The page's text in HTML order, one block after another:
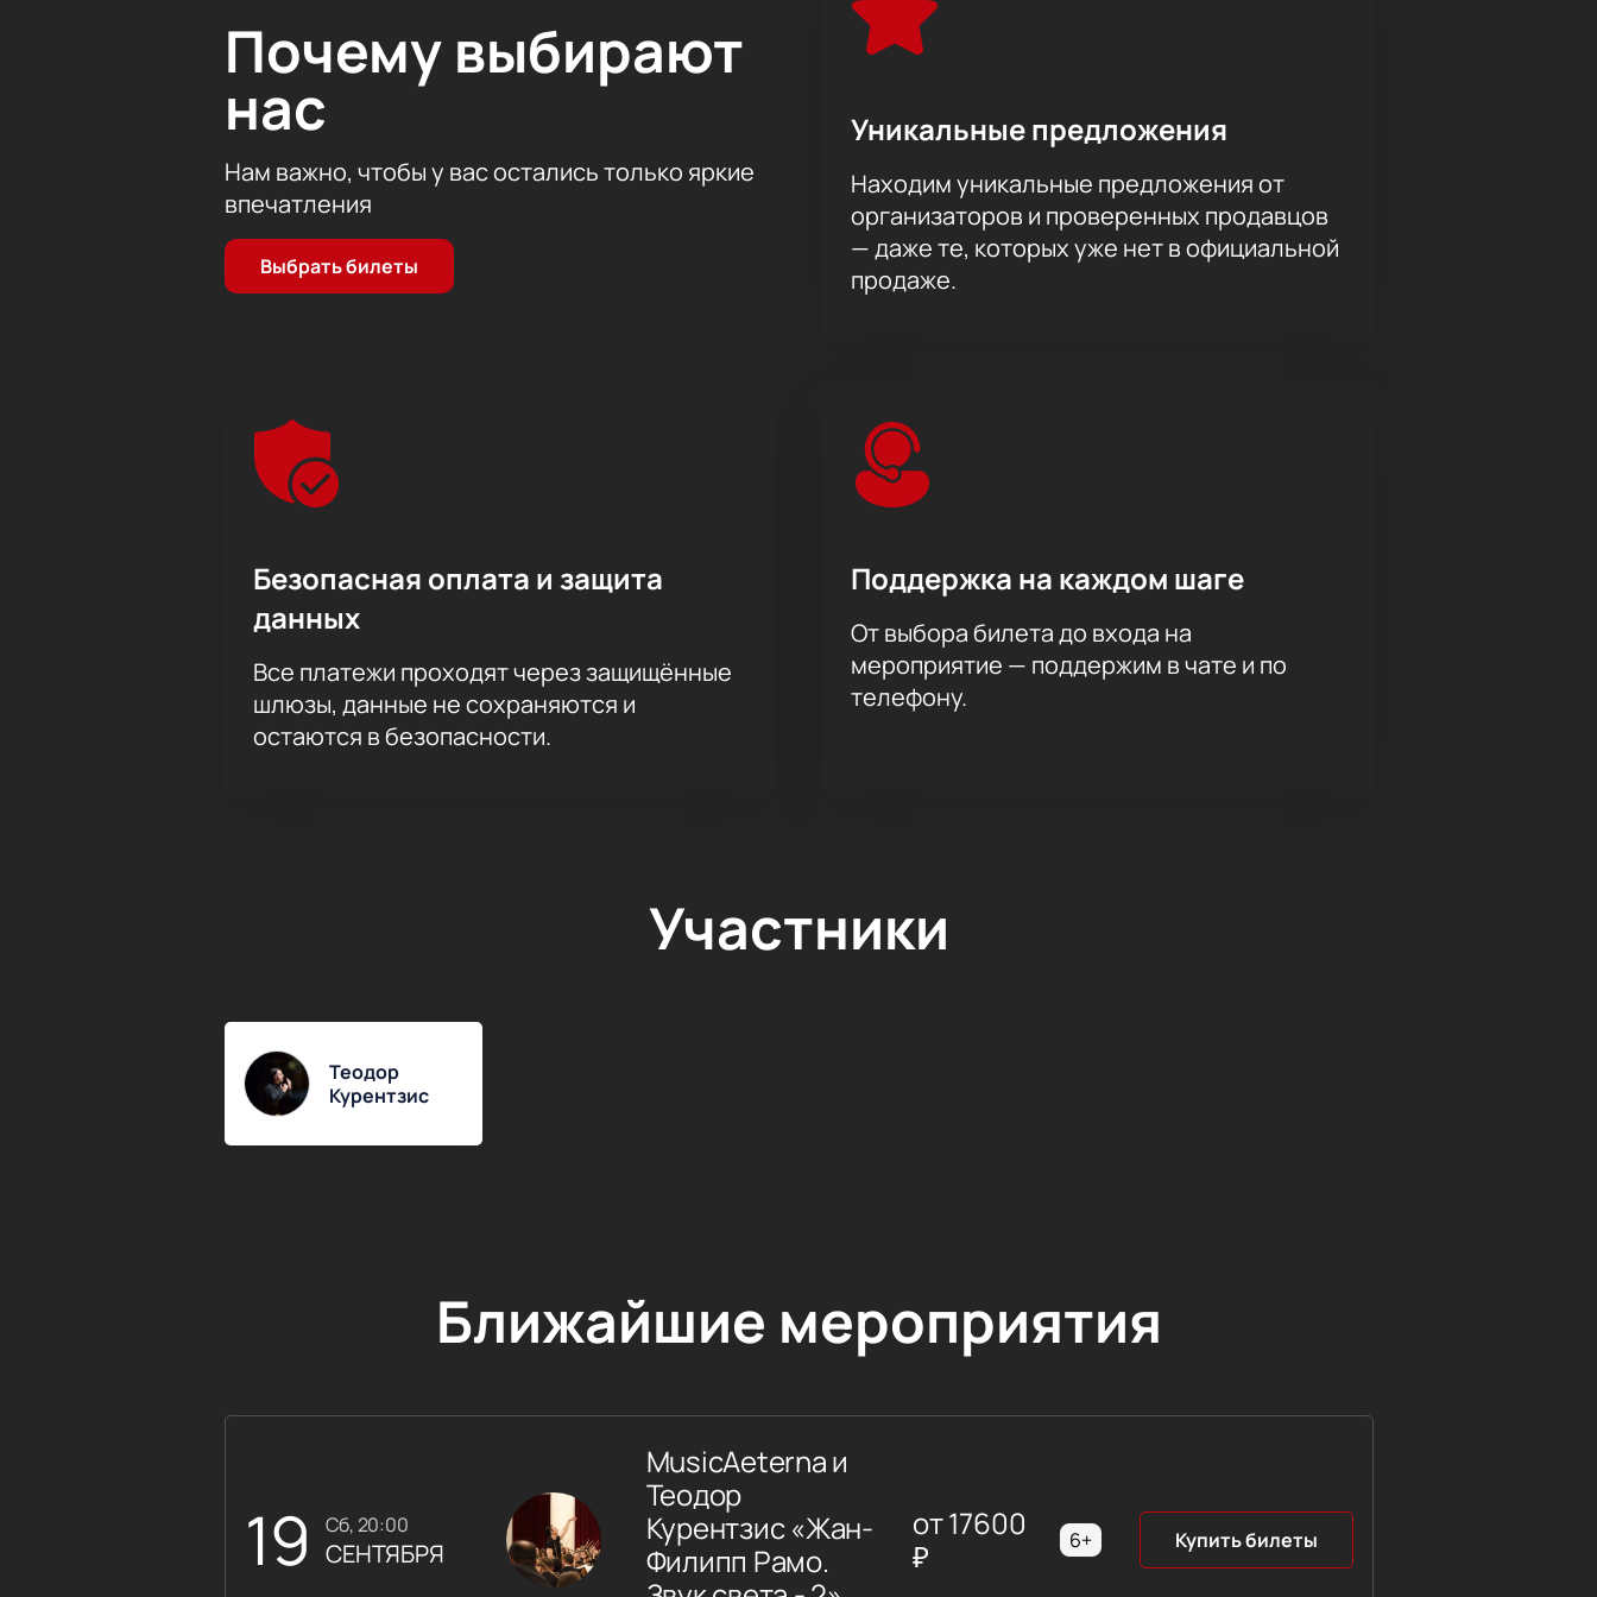
Почему выбирают
нас
Нам важно, чтобы у вас остались только яркие
впечатления
Выбрать билеты
Уникальные предложения
Находим уникальные предложения от
организаторов и проверенных продавцов
— даже те, которых уже нет в официальной
продаже.
Безопасная оплата и защита
данных
Все платежи проходят через защищённые
шлюзы, данные не сохраняются и
остаются в безопасности.
Поддержка на каждом шаге
От выбора билета до входа на
мероприятие — поддержим в чате и по
телефону.
Участники
Теодор
Курентзис
Ближайшие мероприятия
19 сб, 20:00
СЕНТЯБРЯ
MusicAeterna и
Теодор
Курентзис «Жан-
Филипп Рамо.
от17600
₽
6+ Купить билеты